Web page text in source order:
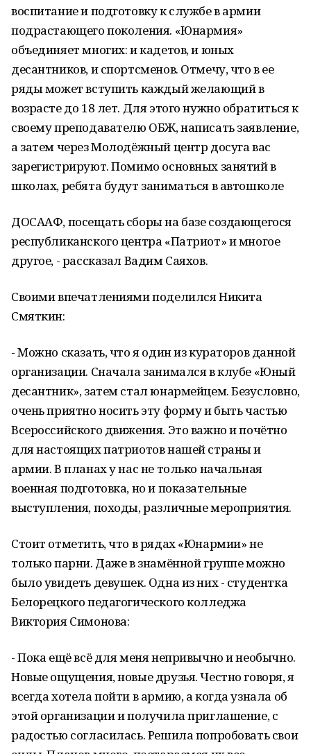
воспитание и подготовку к службе в армии
подрастающего поколения. «Юнармия»
объединяет многих: и кадетов, и юных
десантников, и спортсменов. Отмечу, что в ее
ряды может вступить каждый желающий в
возрасте до 18 лет. Для этого нужно обратиться к
своему преподавателю ОБЖ, написать заявление,
а затем через Молодёжный центр досуга вас
зарегистрируют. Помимо основных занятий в
школах, ребята будут заниматься в автошколе
ДОСААФ, посещать сборы на базе создающегося
республиканского центра «Патриот» и многое
другое, - рассказал Вадим Саяхов.
Своими впечатлениями поделился Никита
Смяткин:
- Можно сказать, что я один из кураторов данной
организации. Сначала занимался в клубе «Юный
десантник», затем стал юнармейцем. Безусловно,
очень приятно носить эту форму и быть частью
Всероссийского движения. Это важно и почётно
для настоящих патриотов нашей страны и
армии. В планах у нас не только начальная
военная подготовка, но и показательные
выступления, походы, различные мероприятия.
Стоит отметить, что в рядах «Юнармии» не
только парни. Даже в знамённой группе можно
было увидеть девушек. Одна из них - студентка
Белорецкого педагогического колледжа
Виктория Симонова:
- Пока ещё всё для меня непривычно и необычно.
Новые ощущения, новые друзья. Честно говоря, я
всегда хотела пойти в армию, а когда узнала об
этой организации и получила приглашение, с
радостью согласилась. Решила попробовать свои